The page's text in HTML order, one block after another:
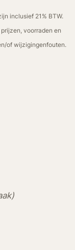
inclusief 21% BTW.
voorraden en
of wijzigingenfouten.